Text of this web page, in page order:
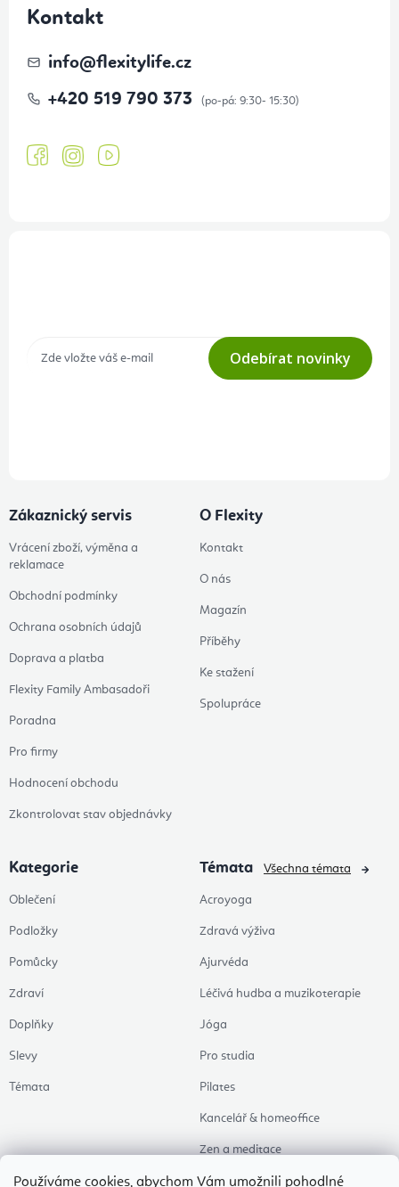
Používáme cookies, abychom Vám umožnili pohodlné
Kontakt
info@flexitylife.cz
+420 519 790 373
Odebírat novinky
Zákaznický servis
Vrácení zboží, výměna a
reklamace
Obchodní podmínky
Ochrana osobních údajů
Doprava a platba
Flexity Family Ambasadoři
Poradna
Pro firmy
Hodnocení obchodu
Zkontrolovat stav objednávky
O Flexity
Kontakt
O nás
Magazín
Příběhy
Ke stažení
Spolupráce
Kategorie
Oblečení
Podložky
Pomůcky
Zdraví
Doplňky
Slevy
Témata
Témata
Acroyoga
Zdravá výživa
Ajurvéda
Léčivá hudba a muzikoterapie
Jóga
Pro studia
Pilates
Kancelář & homeoffice
Zen a meditace
Aromaterapie
Všechna témata